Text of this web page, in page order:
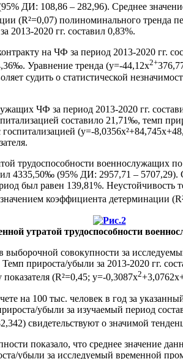
ДИ: 108,86 – 282,96). Среднее
(R²=0,07) полиноминального тренда
2013-2020 гг. составил 0,83%.
на ЧФ за период 2013-2020 гг.
Уравнение тренда (y=-44,12x2+
судить о статистической
ЧФ за период 2013-2020 гг.
составило 21,71‰, темп
(y=-
трудоспособности военнослужащих
4335,50‰ (95% ДИ: 2957,71 – 5707,29).
был равен 139,81%. Неустойчивость
коэффициента детерминации
утратой трудоспособности
выборочной совокупности за
прироста/убыли за 2013-2020 гг.
(R²=0,45; y=-0,3087x2
на 100 тыс. человек в год за
убыли за изучаемый период
свидетельствуют о значимой
показало, что среднее значение
убыли за исследуемый временной